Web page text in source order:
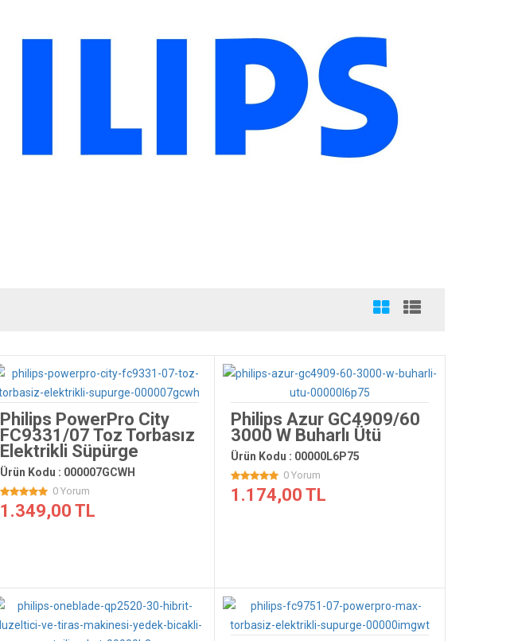
Philips PowerPro City
FC9331/07 Toz Torbasız
Elektrikli Süpürge
Ürün Kodu : 000007GCWH
0 Yorum
1.349,00 TL
Philips Azur GC4909/60
3000 W Buharlı Ütü
Ürün Kodu : 00000L6P75
0 Yorum
1.174,00 TL